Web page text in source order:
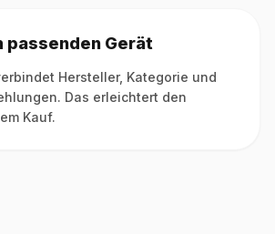
passenden Gerät
Hersteller, Kategorie und
Das erleichtert den
Kauf.